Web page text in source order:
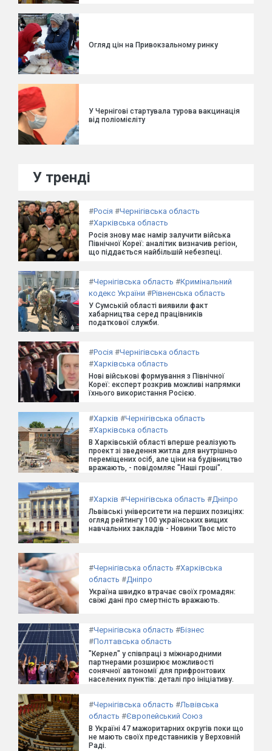
Огляд цін на Привокзальному ринку
У Чернігові стартувала турова вакцинація
від поліомієліту
У тренді
#Росія #Чернігівська область
#Харківська область
Росія знову має намір залучити війська
Північної Кореї: аналітик визначив регіон,
що піддається найбільшій небезпеці.
#Чернігівська область #Кримінальний
кодекс України #Рівненська область
У Сумській області виявили факт
хабарництва серед працівників
податкової служби.
#Росія #Чернігівська область
#Харківська область
Нові військові формування з Північної
Кореї: експерт розкрив можливі напрямки
їхнього використання Росією.
#Харків #Чернігівська область
#Харківська область
В Харківській області вперше реалізують
проект зі зведення житла для внутрішньо
переміщених осіб, але ціни на будівництво
вражають, - повідомляє "Наші гроші".
#Харків #Чернігівська область #Дніпро
Львівські університети на перших позиціях:
огляд рейтингу 100 українських вищих
навчальних закладів - Новини Твоє місто
#Чернігівська область #Харківська
область #Дніпро
Україна швидко втрачає своїх громадян:
свіжі дані про смертність вражають.
#Чернігівська область #Бізнес
#Полтавська область
"Кернел" у співпраці з міжнародними
партнерами розширює можливості
сонячної автономії для прифронтових
населених пунктів: деталі про ініціативу.
#Чернігівська область #Львівська
область #Європейський Союз
В Україні 47 мажоритарних округів поки що
не мають своїх представників у Верховній
Раді.